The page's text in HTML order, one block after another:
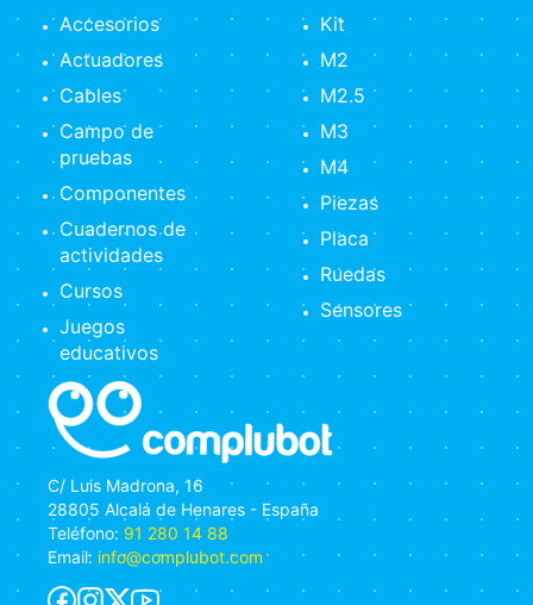
C/ Luis Madrona, 16
28805 Alcalá de Henares - España
Teléfono: 91 280 14 88
Email: info@complubot.com
Accesorios
Actuadores
Cables
Campo de
pruebas
Componentes
Cuadernos de
actividades
Cursos
Juegos
educativos
Kit
M2
M2.5
M3
M4
Piezas
Placa
Ruedas
Sensores